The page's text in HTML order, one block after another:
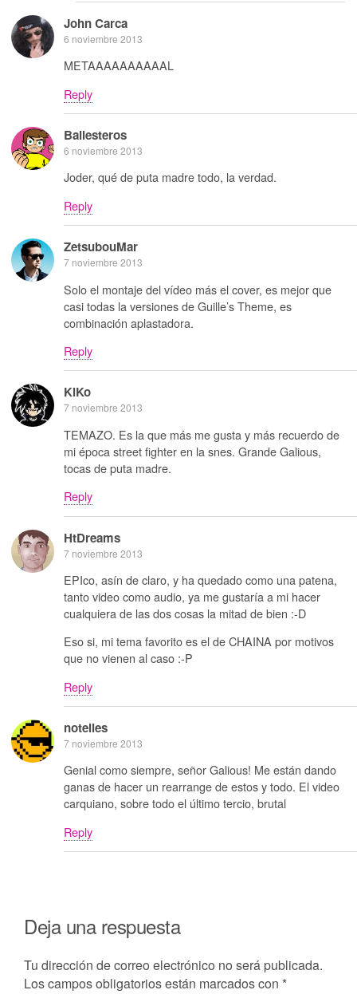
John Carca
6 noviembre 2013
METAAAAAAAAAAL
Reply
Ballesteros
6 noviembre 2013
Joder, qué de puta madre todo, la verdad.
Reply
ZetsubouMar
7 noviembre 2013
Solo el montaje del vídeo más el cover, es mejor que
casi todas la versiones de Guille’s Theme, es
combinación aplastadora.
Reply
KiKo
7 noviembre 2013
TEMAZO. Es la que más me gusta y más recuerdo de
mi época street fighter en la snes. Grande Galious,
tocas de puta madre.
Reply
HtDreams
7 noviembre 2013
EPIco, asín de claro, y ha quedado como una patena,
tanto video como audio, ya me gustaría a mi hacer
cualquiera de las dos cosas la mitad de bien :-D
Eso si, mi tema favorito es el de CHAINA por motivos
que no vienen al caso :-P
Reply
notelies
7 noviembre 2013
Genial como siempre, señor Galious! Me están dando
ganas de hacer un rearrange de estos y todo. El video
carquiano, sobre todo el último tercio, brutal
Reply
Deja una respuesta
Tu dirección de correo electrónico no será publicada.
Los campos obligatorios están marcados con *